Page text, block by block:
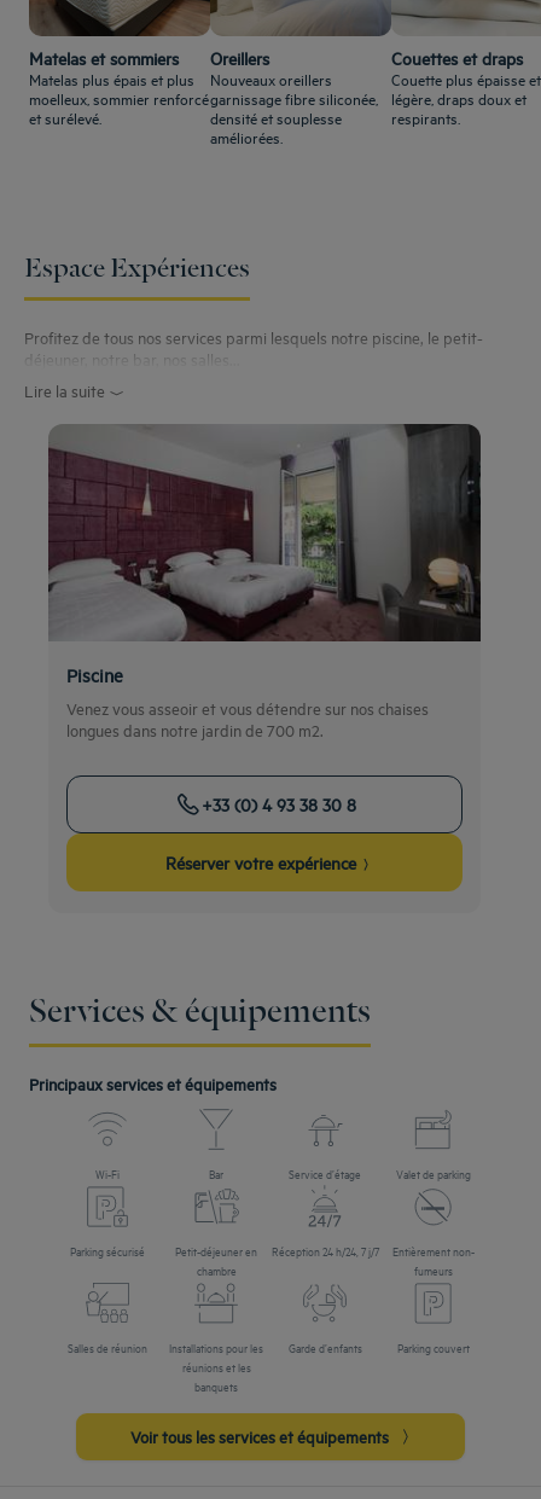
Matelas et sommiers
Matelas plus épais et plus
moelleux, sommier renforcé
et surélevé.
Oreillers
Nouveaux oreillers
garnissage fibre siliconée,
densité et souplesse
améliorées.
Couettes et draps
Couette plus épaisse
légère, draps doux et
respirants.
Espace Expériences
Profitez de tous nos services parmi lesquels notre piscine, le petit-
déjeuner, notre bar, nos salles...
Lire la suite
Piscine
Venez vous asseoir et vous détendre sur nos chaises
longues dans notre jardin de 700 m2.
+33 (0) 4 93 38 30 8
Réserver votre expérience
Services & équipements
Principaux services et équipements
Wi-Fi Bar Service d’étage Valet de parking
Parking sécurisé
Petit-déjeuner en
chambre
Réception 24 h/24, 7 j/7
Entièrement non-
fumeurs
Salles de réunion
Installations pour les
réunions et les
banquets
Garde d’enfants Parking couvert
Voir tous les services et équipements